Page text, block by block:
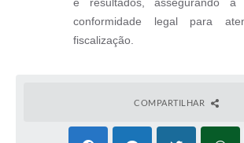
conformidade legal para
fiscalização.
COMPARTILHAR